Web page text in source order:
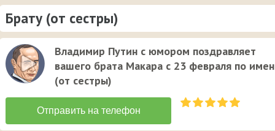
Брату (от сестры)
Владимир Путин с юмором поздравляет
вашего брата Макара с 23 февраля по
(от сестры)